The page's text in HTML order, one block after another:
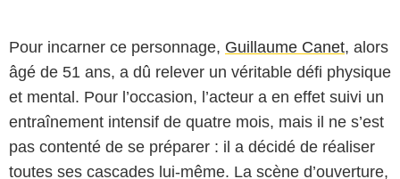
Pour incarner ce personnage, Guillaume Canet, alors
âgé de 51 ans, a dû relever un véritable défi physique
et mental. Pour l’occasion, l’acteur a en effet suivi un
entraînement intensif de quatre mois, mais il ne s’est
pas contenté de se préparer : il a décidé de réaliser
toutes ses cascades lui-même. La scène d’ouverture,